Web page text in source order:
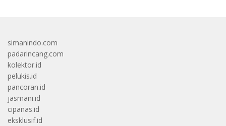
simanindo.com
padarincang.com
kolektor.id
pelukis.id
pancoran.id
jasmani.id
cipanas.id
eksklusif.id